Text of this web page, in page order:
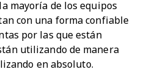
mayoría de los equipos
con una forma confiable
por las que están
utilizando de manera
en absoluto.